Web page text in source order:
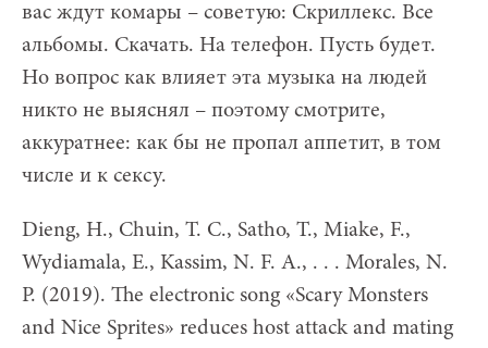
вас ждут комары – советую: Скриллекс. Все
альбомы. Скачать. На телефон. Пусть будет.
Но вопрос как влияет эта музыка на людей
никто не выяснял – поэтому смотрите,
аккуратнее: как бы не пропал аппетит, в том
числе и к сексу.
Dieng, H., Chuin, T. C., Satho, T., Miake, F.,
Wydiamala, E., Kassim, N. F. A., . . . Morales, N.
P. (2019). The electronic song «Scary Monsters
and Nice Sprites» reduces host attack and mating